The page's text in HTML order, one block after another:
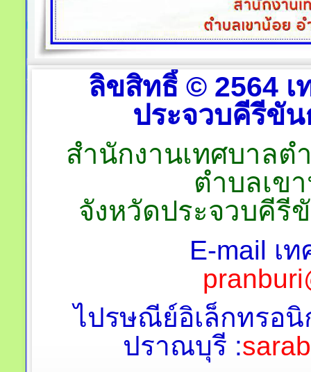
ลิขสิทธิ์ © 2564
ประจวบคีรีขั
สำนักงานเทศบาลต
ตำบลเข
จังหวัดประจวบคีรี
E-mail เ
ไปรษณีย์อิเล็กทรอนิ
ปราณบุรี :